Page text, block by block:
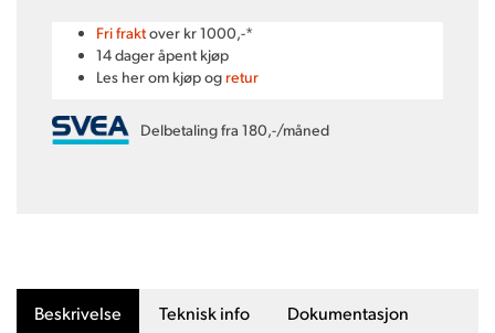
Fri fraktover kr 1000,-*
14 dager åpent kjøp
Les her om kjøp og retur
Delbetaling fra 180,-/måned
Beskrivelse Teknisk info Dokumentasjon